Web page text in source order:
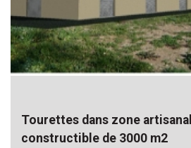
Tourettes dans zone
constructible de 3000 m2